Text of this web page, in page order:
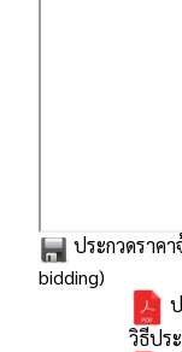
ประกวดราค
bidding)
วิธีปร